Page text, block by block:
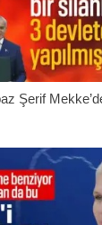
Şerif